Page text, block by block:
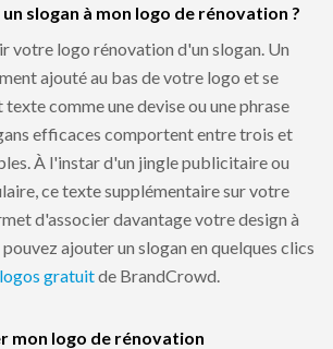
slogan à mon logo de rénovation ?
votre logo rénovation d'un slogan. Un
ajouté au bas de votre logo et se
comme une devise ou une phrase
efficaces comportent entre trois et
À l'instar d'un jingle publicitaire ou
ce texte supplémentaire sur votre
d'associer davantage votre design à
ajouter un slogan en quelques clics
gratuitde BrandCrowd.
mon logo de rénovation